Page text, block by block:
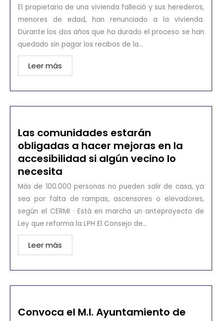
El propietario de una vivienda falleció y sus herederos,
menores de edad, han renunciado a la vivienda.
Durante los dos años que ha durado el proceso se han
quedado sin pagar los recibos de la...
Leer más
Las comunidades estarán
obligadas a hacer mejoras en la
accesibilidad si algún vecino lo
necesita
Más de 100.000 personas no pueden salir de casa, ya
sea por falta de rampas, ascensores o elevadores,
según el CERMI · Está en marcha un anteproyecto de
Ley que reforma la LPH El Consejo de...
Leer más
Convoca el M.I. Ayuntamiento de